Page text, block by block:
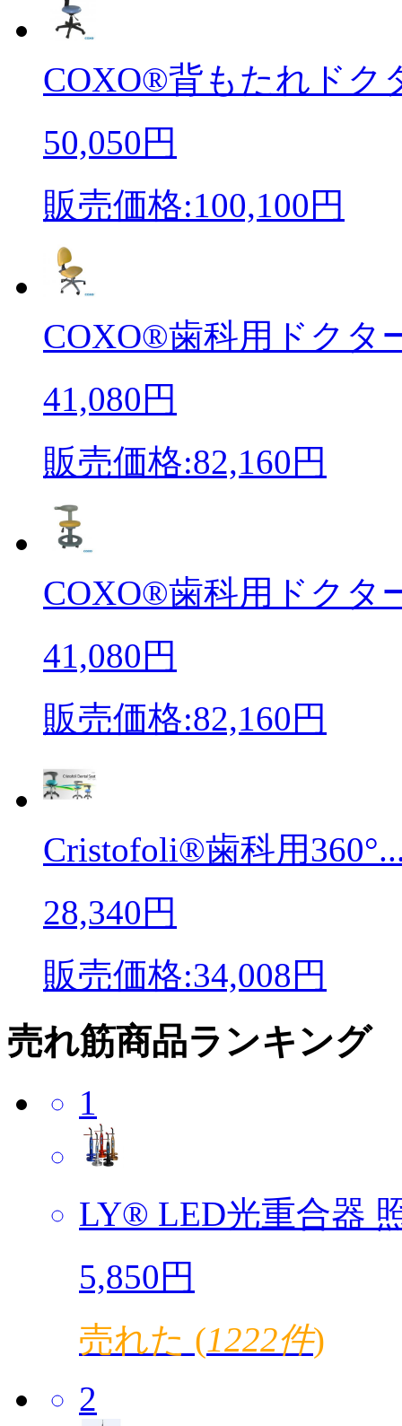
COXO®背もたれドク
50,050円
販売価格:100,100円
COXO®歯科用ドクタ
41,080円
販売価格:82,160円
COXO®歯科用ドクタ
41,080円
販売価格:82,160円
Cristofoli®歯科用
28,340円
販売価格:34,008円
売れ筋商品ランキング
1
LY® LED光重合器
5,850円
売れた (1222件)
2